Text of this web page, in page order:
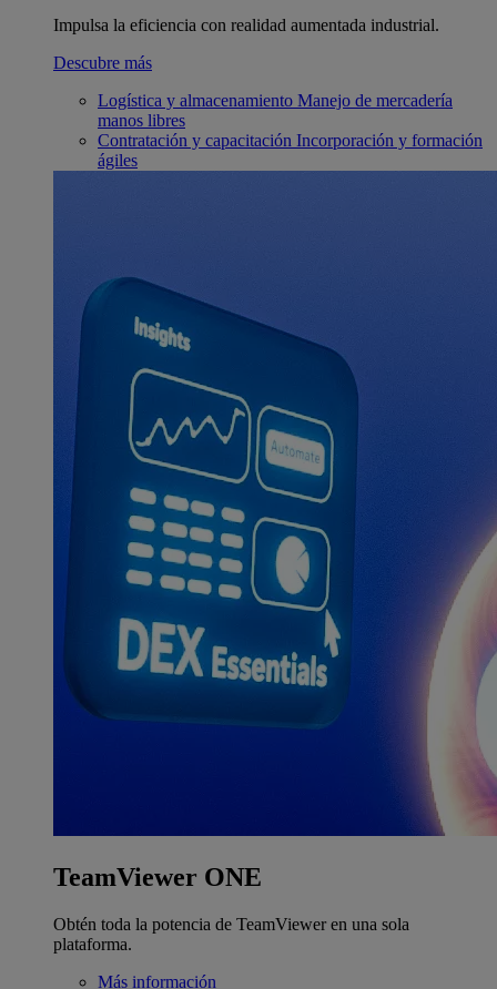
Impulsa la eficiencia con realidad aumentada industrial.
Descubre más
Logística y almacenamiento Manejo de mercadería
manos libres
Contratación y capacitación Incorporación y formación
ágiles
TeamViewer ONE
Obtén toda la potencia de TeamViewer en una sola
plataforma.
Más información